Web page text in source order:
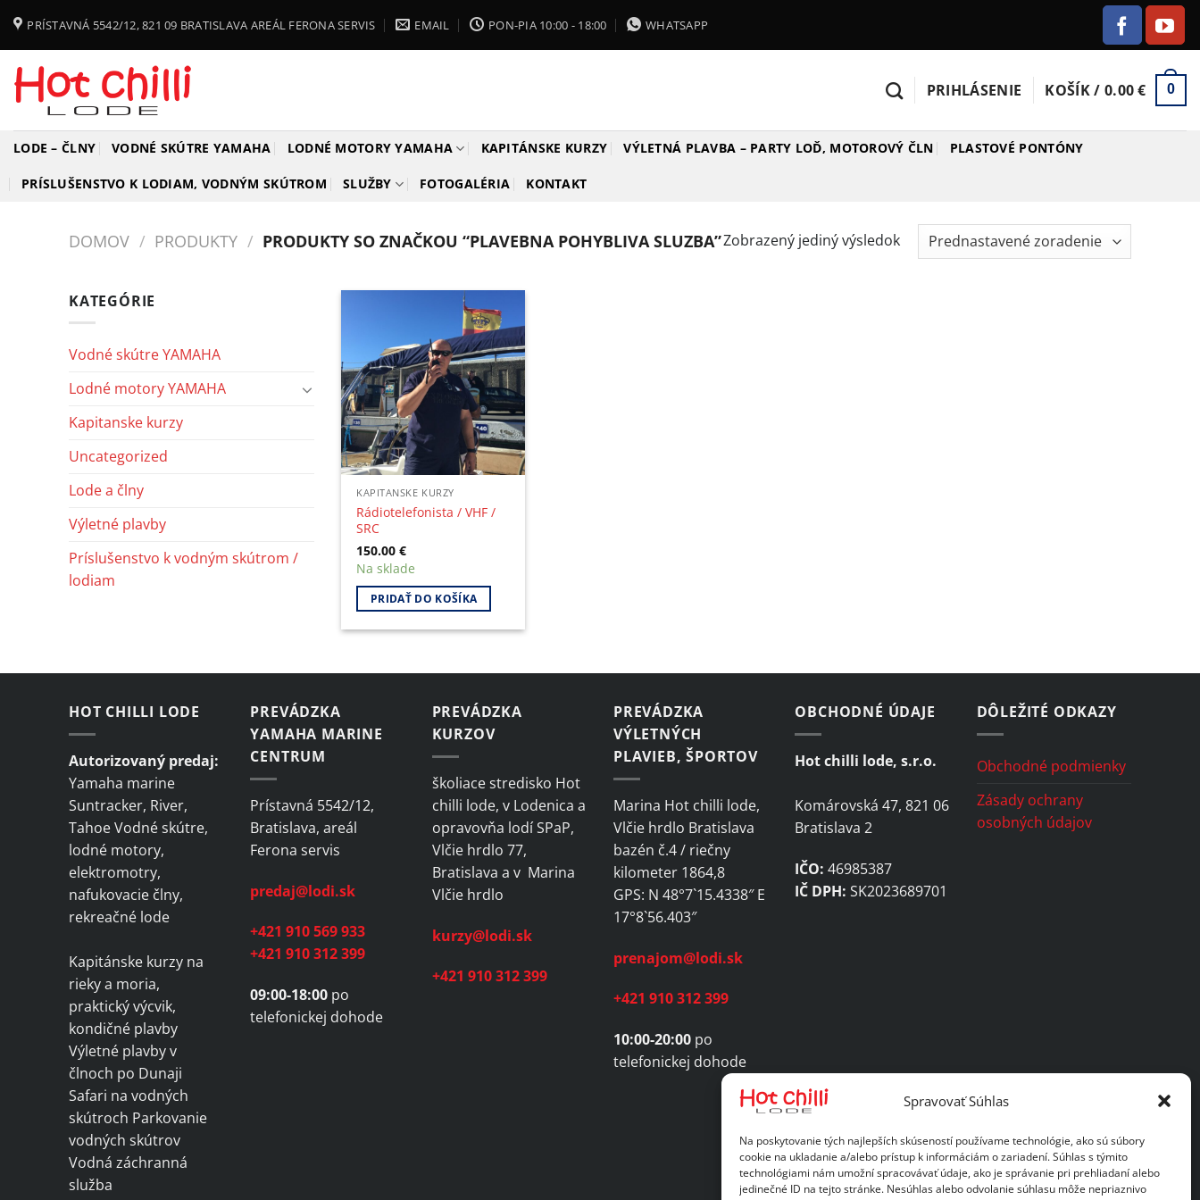
Spravovať Súhlas
Na poskytovanie tých najlepších skúseností používame technológie, ako sú súbory
cookie na ukladanie a/alebo prístup k informáciám o zariadení. Súhlas s týmito
technológiami nám umožní spracovávať údaje, ako je správanie pri prehliadaní alebo
jedinečné ID na tejto stránke. Nesúhlas alebo odvolanie súhlasu môže nepriaznivo
content
PRÍSTAVNÁ 5542/12, 821 09 BRATISLAVA AREÁL FERONA SERVIS EMAIL PON-PIA 10:00 - 18:00 WHATSAPP
PRIHLÁSENIE KOŠÍK / 0.00€ 0
LODE – ČLNY VODNÉ SKÚTRE YAMAHA LODNÉ MOTORY YAMAHA KAPITÁNSKE KURZY VÝLETNÁ PLAVBA – PARTY LOĎ, MOTOROVÝ ČLN PLASTOVÉ PONTÓNY
PRÍSLUŠENSTVO K LODIAM, VODNÝM SKÚTROM SLUŽBY FOTOGALÉRIA KONTAKT
DOMOV / PRODUKTY / PRODUKTY SO ZNAČKOU “PLAVEBNA POHYBLIVA SLUZBA”Zobrazený jediný výsledok
KATEGÓRIE
Vodné skútre YAMAHA
Lodné motory YAMAHA
Kapitanske kurzy
Uncategorized
Lode a člny
Výletné plavby
Príslušenstvo k vodným skútrom /
lodiam
KAPITANSKE KURZY
Rádiotelefonista / VHF /
SRC
150.00€
Na sklade
PRIDAŤ DO KOŠÍKA
HOT CHILLI LODE
Autorizovaný predaj:
Yamaha marine
Suntracker, River,
Tahoe Vodné skútre,
lodné motory,
elektromotry,
nafukovacie člny,
rekreačné lode
Kapitánske kurzy na
rieky a moria,
praktický výcvik,
kondičné plavby
Výletné plavby v
člnoch po Dunaji
Safari na vodných
skútroch Parkovanie
vodných skútrov
Vodná záchranná
služba
PREVÁDZKA
YAMAHA MARINE
CENTRUM
Prístavná 5542/12,
Bratislava, areál
Ferona servis
predaj@lodi.sk
+421 910 569 933
+421 910 312 399
09:00-18:00 po
telefonickej dohode
PREVÁDZKA
KURZOV
školiace stredisko Hot
chilli lode, v Lodenica a
opravovňa lodí SPaP,
Vlčie hrdlo 77,
Bratislava a v Marina
Vlčie hrdlo
kurzy@lodi.sk
+421 910 312 399
PREVÁDZKA
VÝLETNÝCH
PLAVIEB, ŠPORTOV
Marina Hot chilli lode,
Vlčie hrdlo Bratislava
bazén č.4 / riečny
kilometer 1864,8
GPS: N 48°7`15.4338″ E
17°8`56.403″
prenajom@lodi.sk
+421 910 312 399
10:00-20:00po
telefonickej dohode
OBCHODNÉ ÚDAJE
Hot chilli lode, s.r.o.
Komárovská 47, 821 06
Bratislava 2
IČO: 46985387
IČ DPH: SK2023689701
DÔLEŽITÉ ODKAZY
Obchodné podmienky
Zásady ochrany
osobných údajov